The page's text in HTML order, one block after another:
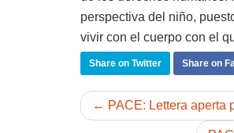
perspectiva del niño,
vivir con el cuerpo con el
Share on Twitter Share on
← PACE: Lettera aperta